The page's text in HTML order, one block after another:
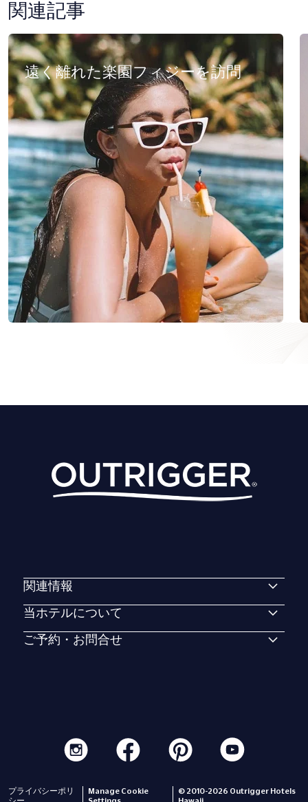
関連記事
遠く離れた楽園フィジーを訪問
関連情報
当ホテルについて
ご予約・お問合せ
プライバシーポリ
Manage Cookie
© 2010-2026 Outrigger Hotels